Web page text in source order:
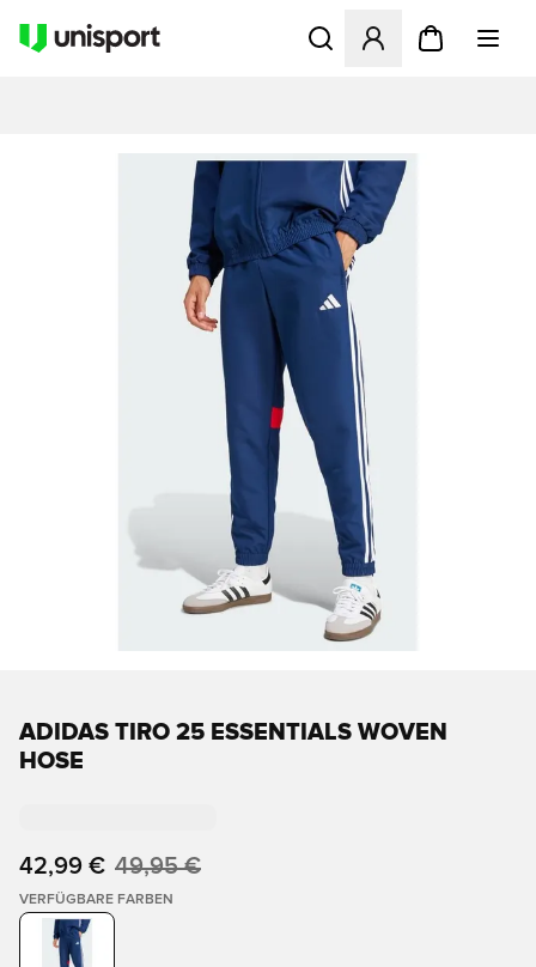
Öffnet ein neues Fenster
ADIDAS TIRO 25 ESSENTIALS WOVEN
HOSE
42,99 € 49,95 €
VERFÜGBARE FARBEN